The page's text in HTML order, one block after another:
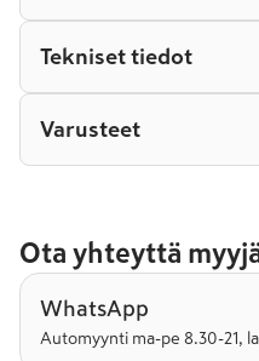
Tekniset tiedot
Varusteet
Ota yhteyttä
WhatsApp
Automyynti ma-pe 8.30-21,